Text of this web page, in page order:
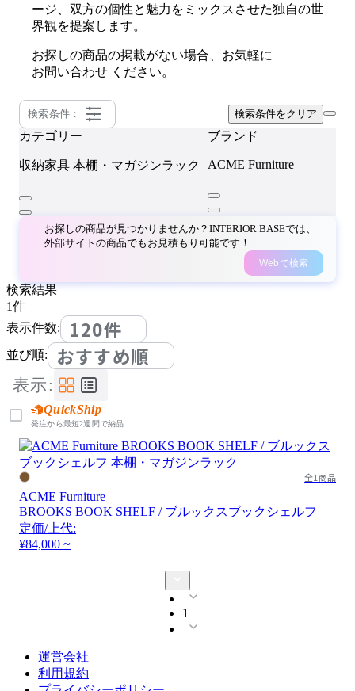
ージ、双方の個性と魅力をミックスさせた独自の世
界観を提案します。
お探しの商品の掲載がない場合、お気軽に
お問い合わせ ください。
検索条件： 検索条件をクリア
カテゴリー
収納家具 本棚・マガジンラック
ブランド
ACME Furniture
お探しの商品が見つかりませんか？INTERIOR BASEでは、
外部サイトの商品でもお見積もり可能です！
Webで検索
検索結果
1件
表示件数:
120件
並び順: おすすめ順
表示:
QuickShip
発注から最短2週間で納品
全1商品
ACME Furniture
BROOKS BOOK SHELF / ブルックスブックシェルフ
定価/上代:
¥84,000 ~
1
運営会社
利用規約